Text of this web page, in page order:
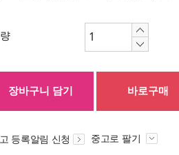
장바구니 담기 바로구매
등록알림 신청 중고로 팔기